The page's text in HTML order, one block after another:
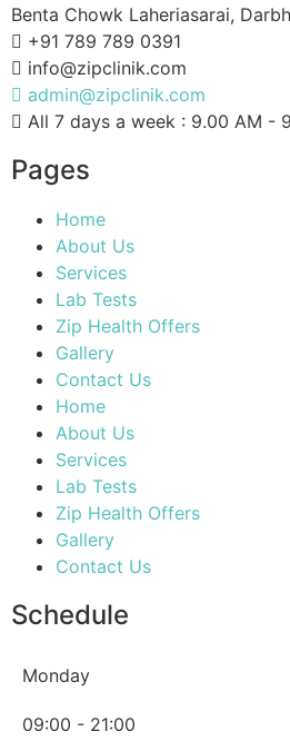
Benta Chowk Laheriasarai,
+91 789 789 0391
info@zipclinik.com
admin@zipclinik.com
All 7 days a week : 9.00 AM -
Pages
Home
About Us
Services
Lab Tests
Zip Health Offers
Gallery
Contact Us
Home
About Us
Services
Lab Tests
Zip Health Offers
Gallery
Contact Us
Schedule
Monday
09:00 - 21:00